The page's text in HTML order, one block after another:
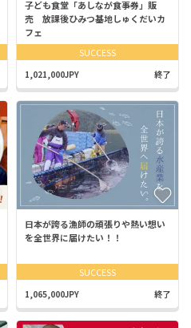
子ども食堂「あしなが食事券」販
売 放課後ひみつ基地しゅくだいカ
フェ
SUCCESS
1,021,000JPY 終了
日本が誇る漁師の頑張りや熱い想い
を全世界に届けたい！！
SUCCESS
1,065,000JPY 終了